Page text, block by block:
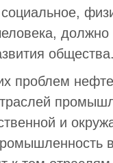
должно
проблем
и